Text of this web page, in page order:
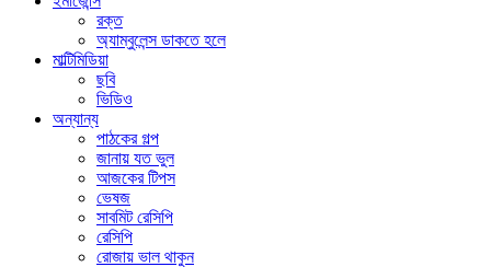
রক্ত
অ্যাম্বুলেন্স ডাকতে হলে
মাল্টিমিডিয়া
ছবি
ভিডিও
অন্যান্য
পাঠকের গল্প
জানায় যত ভুল
আজকের টিপস
ভেষজ
সাবমিট রেসিপি
রেসিপি
রোজায় ভাল থাকুন